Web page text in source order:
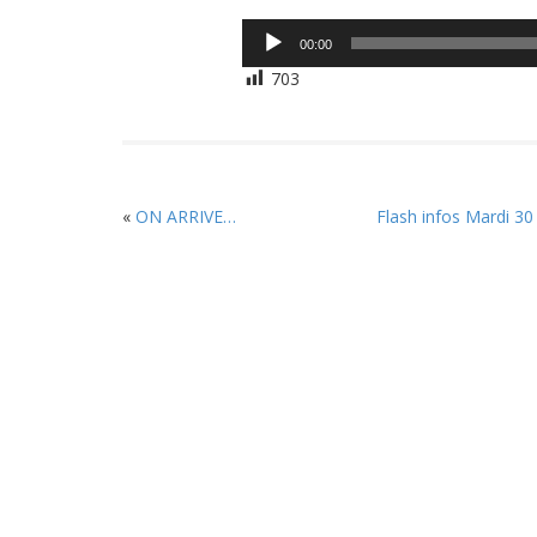
Lecteur
audio
00:00
703
« ON ARRIVE… Flash infos Mardi